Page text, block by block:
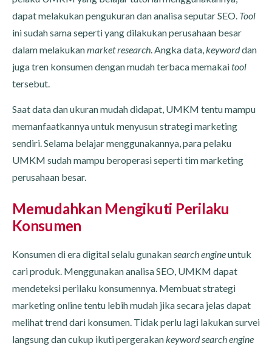
dapat melakukan pengukuran dan analisa seputar SEO. Tool
ini sudah sama seperti yang dilakukan perusahaan besar
dalam melakukanmarket research . Angka data, keyworddan
juga tren konsumen dengan mudah terbaca memakaitool
tersebut.
Saat data dan ukuran mudah didapat, UMKM tentu mampu
memanfaatkannya untuk menyusun strategi marketing
sendiri. Selama belajar menggunakannya, para pelaku
UMKM sudah mampu beroperasi seperti tim marketing
perusahaan besar.
Memudahkan Mengikuti Perilaku
Konsumen
Konsumen di era digital selalu gunakansearch engineuntuk
cari produk. Menggunakan analisa SEO, UMKM dapat
mendeteksi perilaku konsumennya. Membuat strategi
marketing online tentu lebih mudah jika secara jelas dapat
melihat trend dari konsumen. Tidak perlu lagi lakukan survei
langsung dan cukup ikuti pergerakankeyword search engine